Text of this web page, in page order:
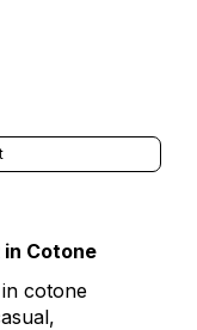
in Cotone
in cotone